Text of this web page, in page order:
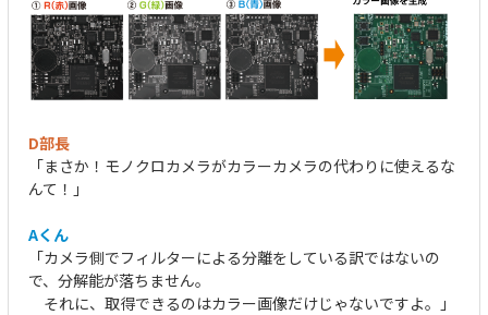
D部長
「まさか！モノクロカメラがカラーカメラの代わりに使えるな
んて！」
Aくん
「カメラ側でフィルターによる分離をしている訳ではないの
で、分解能が落ちません。
それに、取得できるのはカラー画像だけじゃないですよ。」